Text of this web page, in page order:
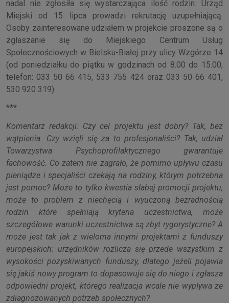
nadal nie zgłosiła się wystarczająca ilość rodzin. Urząd
Miejski od 15 lipca prowadzi rekrutację uzupełniającą.
Osoby zainteresowane udziałem w projekcie proszone są o
zgłaszanie się do Miejskiego Centrum Usług
Społecznościowych w Bielsku-Białej przy ulicy Wzgórze 14
(od poniedziałku do piątku w godzinach od 8.00 do 15.00,
telefon: 033 50 66 415, 533 755 424 oraz 033 50 66 401,
530 920 319).
***
Komentarz redakcji: Czy cel projektu jest dobry? Tak, bez
wątpienia. Czy wzięli się za to profesjonaliści? Tak, udział
Towarzystwa Psychoprofilaktycznego gwarantuje
fachowość. Co zatem nie zagrało, że pomimo upływu czasu
pieniądze i specjaliści czekają na rodziny, którym potrzebna
jest pomoc? Może to tylko kwestia słabej promocji projektu,
może to problem z niechęcią i wyuczoną bezradnością
rodzin które spełniają kryteria uczestnictwa, może
szczegółowe warunki uczestnictwa są zbyt rygorystyczne? A
może jest tak jak z wieloma innymi projektami z funduszy
europejskich: urzędników rozlicza się przede wszystkim z
wysokości pozyskiwanych funduszy, dlatego jeżeli pojawia
się jakiś nowy program to dopasowuje się do niego i zgłasza
odpowiedni projekt, którego realizacja wcale nie wypływa ze
zdiagnozowanych potrzeb społecznych?